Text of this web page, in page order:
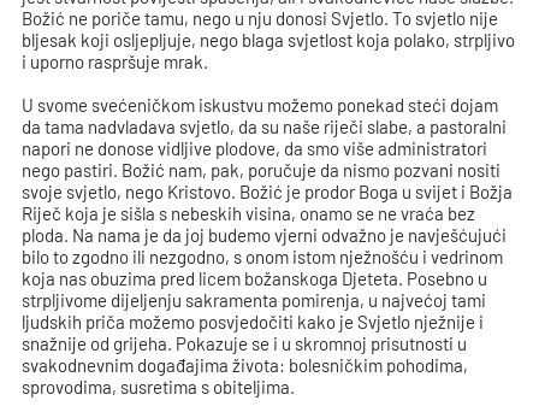
Božić ne poriče tamu, nego u nju donosi Svjetlo. To svjetlo nije
bljesak koji osljepljuje, nego blaga svjetlost koja polako, strpljivo
i uporno raspršuje mrak.​
U svome svećeničkom iskustvu možemo ponekad steći dojam
da tama nadvladava svjetlo, da su naše riječi slabe, a pastoralni
napori ne donose vidljive plodove, da smo više administratori
nego pastiri. Božić nam, pak, poručuje da nismo pozvani nositi
svoje svjetlo, nego Kristovo. Božić je prodor Boga u svijet i Božja
Riječ koja je sišla s nebeskih visina, onamo se ne vraća bez
ploda. Na nama je da joj budemo vjerni odvažno je navješćujući
bilo to zgodno ili nezgodno, s onom istom nježnošću i vedrinom
koja nas obuzima pred licem božanskoga Djeteta. Posebno u
strpljivome dijeljenju sakramenta pomirenja, u najvećoj tami
ljudskih priča možemo posvjedočiti kako je Svjetlo nježnije i
snažnije od grijeha. Pokazuje se i u skromnoj prisutnosti u
svakodnevnim događajima života: bolesničkim pohodima,
sprovodima, susretima s obiteljima.